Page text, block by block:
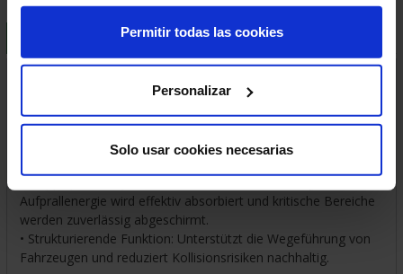
Permitir todas las cookies
Personalizar
Solo usar cookies necesarias
LIEFER- UND VERSANDKOSTEN
Zuverlässiger Anfahrschutz für Innen- und Außenbereiche mit
erhöhtem Schutzbedarf.
Maximale Sicherheit bei intensiver Nutzung
• Doppelplankensystem für erhöhte Schutzwirkung:
Aufprallenergie wird effektiv absorbiert und kritische Bereiche
werden zuverlässig abgeschirmt.
• Strukturierende Funktion: Unterstützt die Wegeführung von
Fahrzeugen und reduziert Kollisionsrisiken nachhaltig.